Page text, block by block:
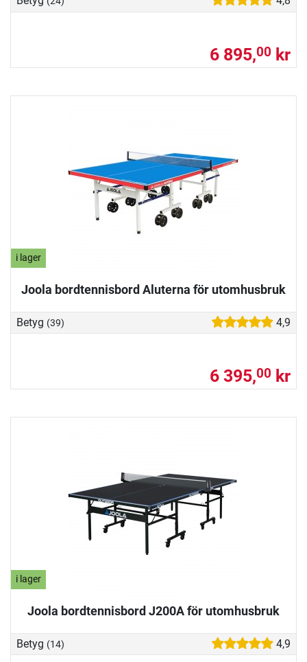
6 895,00 kr
i lager
Joola bordtennisbord Aluterna för utomhusbruk
Betyg (39) 4,9
6 395,00 kr
i lager
Joola bordtennisbord J200A för utomhusbruk
Betyg (14) 4,9